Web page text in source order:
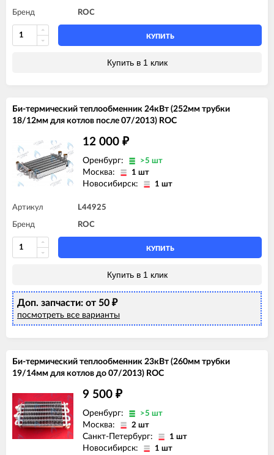
Бренд ROC
КУПИТЬ
Купить в 1 клик
Би-термический теплообменник 24кВт (252мм трубки
18/12мм для котлов после 07/2013) ROC
12 000 ₽
Оренбург: >5 шт
Москва: 1 шт
Новосибирск: 1 шт
Артикул L44925
Бренд ROC
КУПИТЬ
Купить в 1 клик
Доп. запчасти: от 50 ₽
посмотреть все варианты
Би-термический теплообменник 23кВт (260мм трубки
19/14мм для котлов до 07/2013) ROC
9 500 ₽
Оренбург: >5 шт
Москва: 2 шт
Санкт-Петербург: 1 шт
Новосибирск: 1 шт